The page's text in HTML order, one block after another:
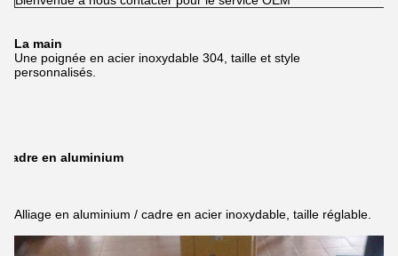
La main
Une poignée en acier inoxydable 304, taille et style
personnalisés.
Cadre en aluminium
Alliage en aluminium / cadre en acier inoxydable, taille réglable.